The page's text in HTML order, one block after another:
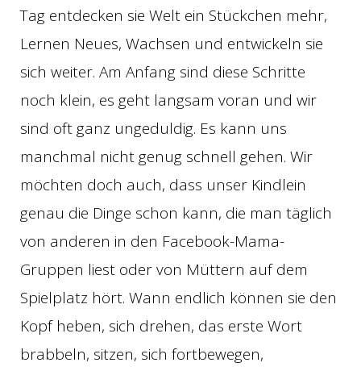
Tag entdecken sie Welt ein Stückchen mehr,
Lernen Neues, Wachsen und entwickeln sie
sich weiter. Am Anfang sind diese Schritte
noch klein, es geht langsam voran und wir
sind oft ganz ungeduldig. Es kann uns
manchmal nicht genug schnell gehen. Wir
möchten doch auch, dass unser Kindlein
genau die Dinge schon kann, die man täglich
von anderen in den Facebook-Mama-
Gruppen liest oder von Müttern auf dem
Spielplatz hört. Wann endlich können sie den
Kopf heben, sich drehen, das erste Wort
brabbeln, sitzen, sich fortbewegen,